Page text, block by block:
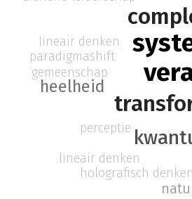
heelheid
gemeenschap
holografisch denken
paradigmashift
lineair denken
lineair denken
perceptie